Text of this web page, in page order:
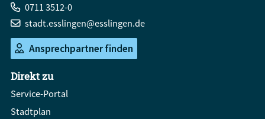
0711 3512-0
stadt.esslingen@esslingen.de
Ansprechpartner finden
Direkt zu
Service-Portal
Stadtplan